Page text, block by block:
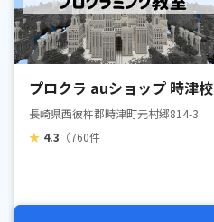
プロクラ auショップ 時津校
長崎県西彼杵郡時津町元村郷814-3
★ 4.3 （760件